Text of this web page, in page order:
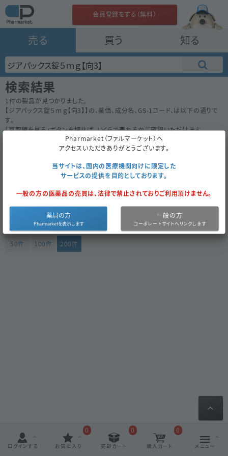
売る 買う 知る
会員登録をする（無料）
検索結果
1件の製品が見つかりました。
【ジアパックス錠５ｍｇ【向3】 】の、薬価、成分名、GS-1コード、は以下の通りで
す。
「買取額を見る」ボタンを押せば、いくらで売れるかご確認いただけます。
200件
ジアパックス錠５ｍｇ【向3】
1000錠 （10錠×100）
大鵬薬品
2021年9月まで
向精神薬3
買取対象外
50件 100件 200件
ログインする お気に入り
0
売却カート
0
購入カート
0
メニュー
Pharmarket（ファルマーケット）へ
アクセスいただきありがとうございます。
当サイトは、国内の医療機関向けに限定した
サービスの提供を目的としております。
一般の方の医薬品の売買は、法律で禁止されておりご利用頂けません。
薬局の方 一般の方